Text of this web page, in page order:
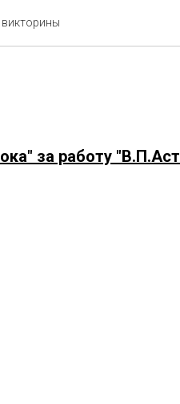
за работу